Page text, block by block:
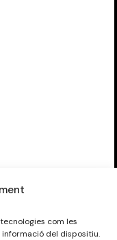
com les
del dispositiu.